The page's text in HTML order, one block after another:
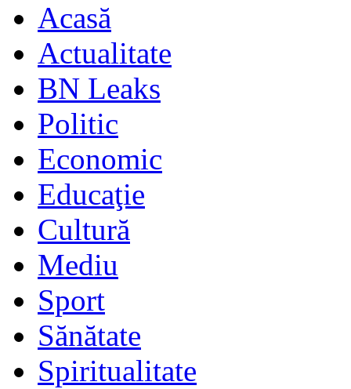
Acasă
Actualitate
BN Leaks
Politic
Economic
Educaţie
Cultură
Mediu
Sport
Sănătate
Spiritualitate